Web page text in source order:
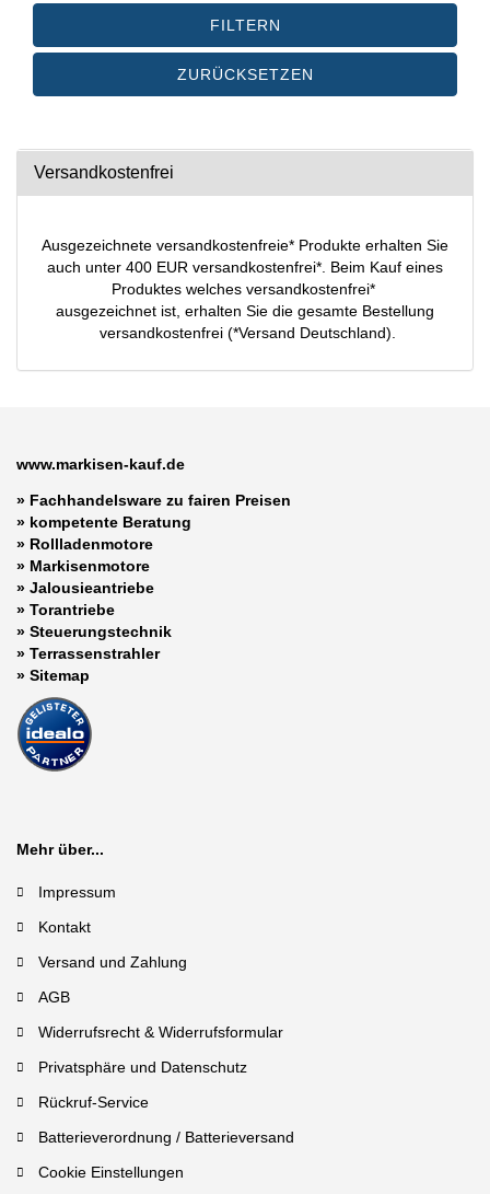
FILTERN
ZURÜCKSETZEN
Versandkostenfrei
Ausgezeichnete versandkostenfreie* Produkte erhalten Sie
auch unter 400 EUR versandkostenfrei*. Beim Kauf eines
Produktes welches versandkostenfrei*
ausgezeichnet ist, erhalten Sie die gesamte Bestellung
versandkostenfrei (*Versand Deutschland).
www.markisen-kauf.de
» Fachhandelsware zu fairen Preisen
» kompetente Beratung
» Rollladenmotore
» Markisenmotore
» Jalousieantriebe
» Torantriebe
» Steuerungstechnik
» Terrassenstrahler
» Sitemap
Mehr über...
Impressum
Kontakt
Versand und Zahlung
AGB
Widerrufsrecht & Widerrufsformular
Privatsphäre und Datenschutz
Rückruf-Service
Batterieverordnung / Batterieversand
Cookie Einstellungen